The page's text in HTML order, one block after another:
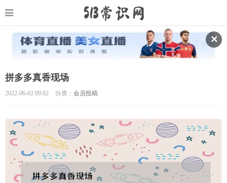
✕
拼多多真香现场
2022-06-02 09:02 分类： 会员投稿